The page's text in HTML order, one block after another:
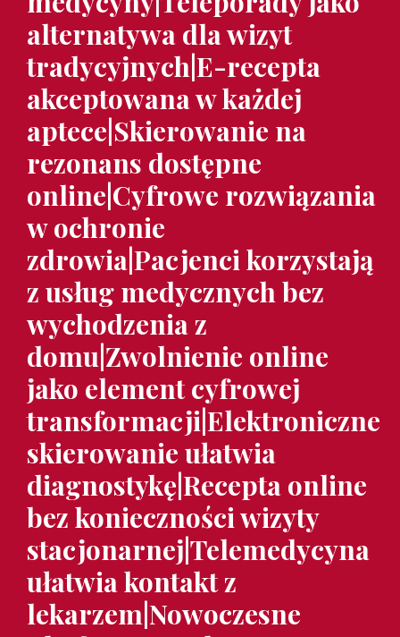
alternatywa dla wizyt
tradycyjnych|E-recepta
akceptowana w każdej
aptece|Skierowanie na
rezonans dostępne
online|Cyfrowe rozwiązania
w ochronie
zdrowia|Pacjenci korzystają
z usług medycznych bez
wychodzenia z
domu|Zwolnienie online
jako element cyfrowej
transformacji|Elektroniczne
skierowanie ułatwia
diagnostykę|Recepta online
bez konieczności wizyty
stacjonarnej|Telemedycyna
ułatwia kontakt z
lekarzem|Nowoczesne